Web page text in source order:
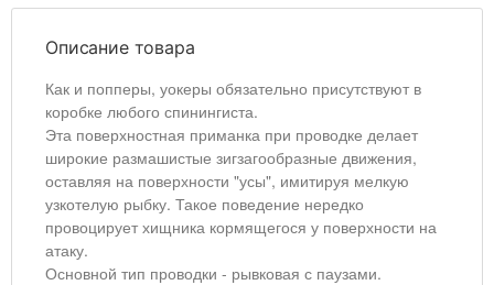
Описание товара
Как и попперы, уокеры обязательно присутствуют в
коробке любого спинингиста.
Эта поверхностная приманка при проводке делает
широкие размашистые зигзагообразные движения,
оставляя на поверхности "усы", имитируя мелкую
узкотелую рыбку. Такое поведение нередко
провоцирует хищника кормящегося у поверхности на
атаку.
Основной тип проводки - рывковая с паузами.